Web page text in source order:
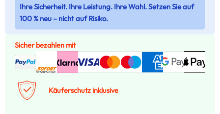
Ihre Sicherheit. Ihre Leistung. Ihre Wahl. Setzen Sie auf
100 % neu – nicht auf Risiko.
Sicher bezahlen mit
Käuferschutz inklusive